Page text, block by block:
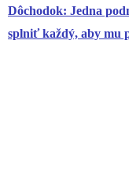
Dôchodok: Jedna
splniť každý, aby mu